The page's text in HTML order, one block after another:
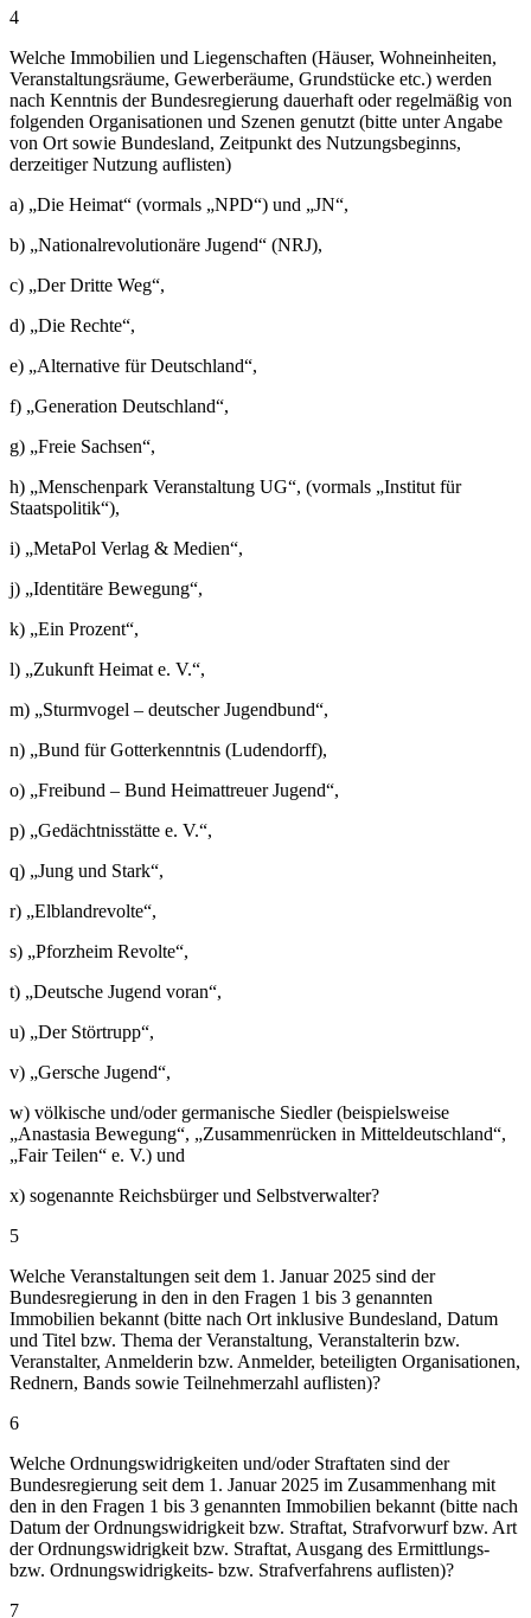
4
Welche Immobilien und Liegenschaften (Häuser, Wohneinheiten,
Veranstaltungsräume, Gewerberäume, Grundstücke etc.) werden
nach Kenntnis der Bundesregierung dauerhaft oder regelmäßig von
folgenden Organisationen und Szenen genutzt (bitte unter Angabe
von Ort sowie Bundesland, Zeitpunkt des Nutzungsbeginns,
derzeitiger Nutzung auflisten)
a) „Die Heimat“ (vormals „NPD“) und „JN“,
b) „Nationalrevolutionäre Jugend“ (NRJ),
c) „Der Dritte Weg“,
d) „Die Rechte“,
e) „Alternative für Deutschland“,
f) „Generation Deutschland“,
g) „Freie Sachsen“,
h) „Menschenpark Veranstaltung UG“, (vormals „Institut für
Staatspolitik“),
i) „MetaPol Verlag & Medien“,
j) „Identitäre Bewegung“,
k) „Ein Prozent“,
l) „Zukunft Heimat e. V.“,
m) „Sturmvogel – deutscher Jugendbund“,
n) „Bund für Gotterkenntnis (Ludendorff),
o) „Freibund – Bund Heimattreuer Jugend“,
p) „Gedächtnisstätte e. V.“,
q) „Jung und Stark“,
r) „Elblandrevolte“,
s) „Pforzheim Revolte“,
t) „Deutsche Jugend voran“,
u) „Der Störtrupp“,
v) „Gersche Jugend“,
w) völkische und/oder germanische Siedler (beispielsweise
„Anastasia Bewegung“, „Zusammenrücken in Mitteldeutschland“,
„Fair Teilen“ e. V.) und
x) sogenannte Reichsbürger und Selbstverwalter?
5
Welche Veranstaltungen seit dem 1. Januar 2025 sind der
Bundesregierung in den in den Fragen 1 bis 3 genannten
Immobilien bekannt (bitte nach Ort inklusive Bundesland, Datum
und Titel bzw. Thema der Veranstaltung, Veranstalterin bzw.
Veranstalter, Anmelderin bzw. Anmelder, beteiligten Organisationen,
Rednern, Bands sowie Teilnehmerzahl auflisten)?
6
Welche Ordnungswidrigkeiten und/oder Straftaten sind der
Bundesregierung seit dem 1. Januar 2025 im Zusammenhang mit
den in den Fragen 1 bis 3 genannten Immobilien bekannt (bitte nach
Datum der Ordnungswidrigkeit bzw. Straftat, Strafvorwurf bzw. Art
der Ordnungswidrigkeit bzw. Straftat, Ausgang des Ermittlungs-
bzw. Ordnungswidrigkeits- bzw. Strafverfahrens auflisten)?
7